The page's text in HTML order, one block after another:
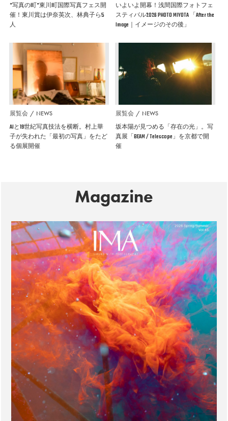
”写真の町”東川町国際写真フェス開
催！東川賞は伊奈英次、林典子ら5
人
いよいよ開幕！浅間国際フォトフェ
スティバル2026 PHOTO MIYOTA 「After the
Image｜イメージのその後」
展覧会 NEWS
AIと19世紀写真技法を横断。村上華
子が失われた「最初の写真」をたど
る個展開催
展覧会 NEWS
坂本陽が見つめる「存在の光」。写
真展「BEAM / Telescope」を京都で開
催
Magazine